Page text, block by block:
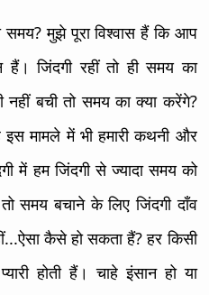
समय? मुझे पूरा विश्वास हैं कि आप
हैं। जिंदगी रहीं तो ही समय का
नहीं बची तो समय का क्या करेंगे?
इस मामले में भी हमारी कथनी और
में हम जिंदगी से ज्यादा समय को
समय बचाने के लिए जिंदगी दाँव
कैसे हो सकता हैं? हर किसी
होती हैं। चाहे इंसान हो या